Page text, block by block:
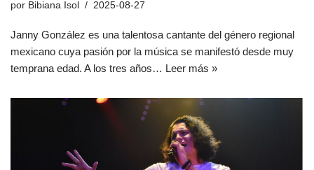
por Bibiana Isol 2025-08-27
Janny González es una talentosa cantante del género regional
mexicano cuya pasión por la música se manifestó desde muy
temprana edad. A los tres años… Leer más »